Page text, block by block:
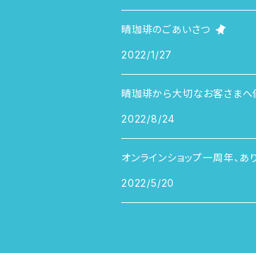
晴珈琲のごあいさつ
2022/1/27
晴珈琲から大切なお客さま
2022/8/24
オンラインショップ一周年、
2022/5/20